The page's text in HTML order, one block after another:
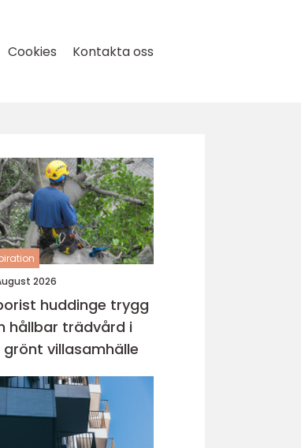
Cookies Kontakta oss
2026
huddinge trygg
hållbar trädvård i
villasamhälle